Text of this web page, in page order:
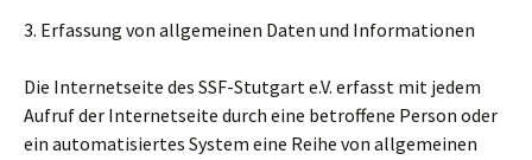
3. Erfassung von allgemeinen Daten und Informationen
Die Internetseite des SSF-Stutgart e.V. erfasst mit jedem
Aufruf der Internetseite durch eine betroffene Person oder
ein automatisiertes System eine Reihe von allgemeinen